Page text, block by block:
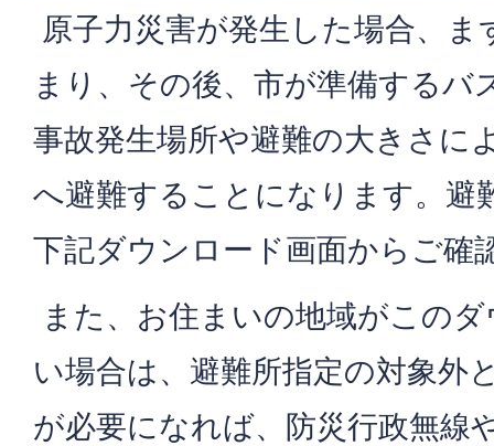
原子力災害が発生した場合、ま
まり、その後、市が準備するバ
事故発生場所や避難の大きさに
へ避難することになります。避
下記ダウンロード画面からご確
また、お住まいの地域がこの
い場合は、避難所指定の対象外
が必要になれば、防災行政無線